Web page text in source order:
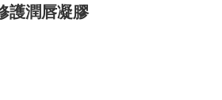
護潤唇凝膠